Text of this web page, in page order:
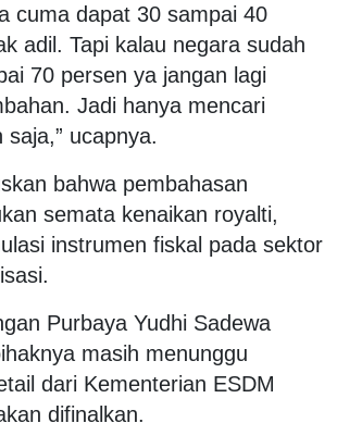
cuma dapat 30 sampai 40
adil. Tapi kalau negara sudah
70 persen ya jangan lagi
Jadi hanya mencari
saja,” ucapnya.
bahwa pembahasan
semata kenaikan royalti,
instrumen fiskal pada sektor
Purbaya Yudhi Sadewa
masih menunggu
dari Kementerian ESDM
difinalkan.